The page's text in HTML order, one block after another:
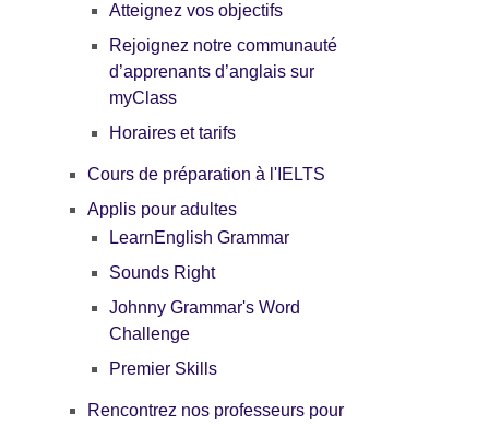
Atteignez vos objectifs
Rejoignez notre communauté
d’apprenants d’anglais sur
myClass
Horaires et tarifs
Cours de préparation à l'IELTS
Applis pour adultes
LearnEnglish Grammar
Sounds Right
Johnny Grammar's Word
Challenge
Premier Skills
Rencontrez nos professeurs pour